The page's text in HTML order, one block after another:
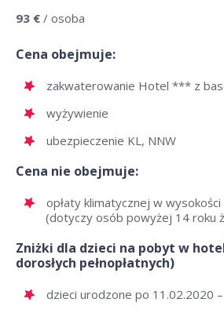
93 € / osoba
Cena obejmuje:
zakwaterowanie Hotel *** z
wyżywienie
ubezpieczenie KL, NNW
Cena nie obejmuje:
opłaty klimatycznej w
(dotyczy osób powyżej 14 roku
Zniżki dla dzieci na pobyt w
dorosłych pełnopłatnych)
dzieci urodzone po 11.02.2020